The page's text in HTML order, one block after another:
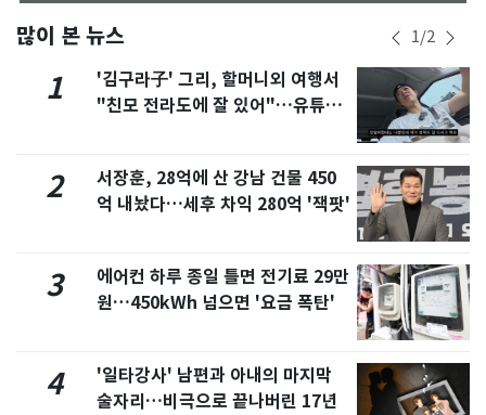
많이 본 뉴스 1/2
1
'김구라子' 그리, 할머니외 여행서
"친모 전라도에 잘 있어"…유튜브
2
서장훈, 28억에 산 강남 건물 450
억 내놨다…세후 차익 280억 '잭팟'
3
에어컨 하루 종일 틀면 전기료 29만
원…450kWh 넘으면 '요금 폭탄'
4
'일타강사' 남편과 아내의 마지막
술자리…비극으로 끝나버린 17년